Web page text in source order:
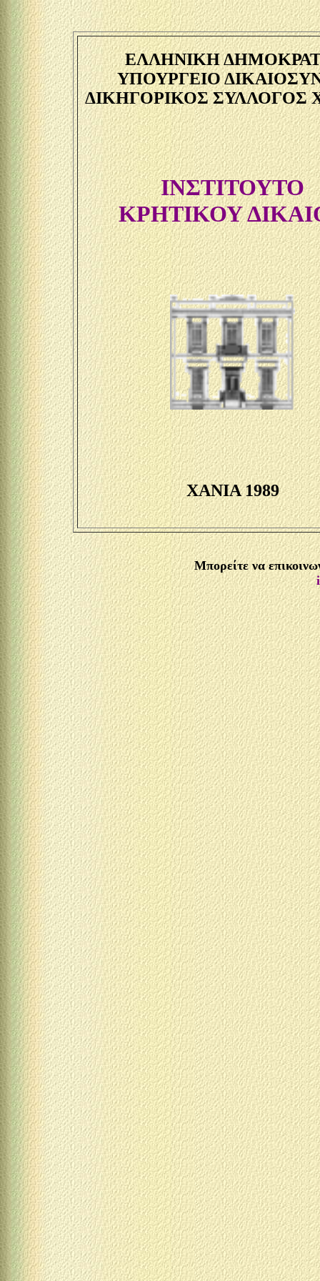
ΕΛΛΗΝΙΚΗ
ΥΠΟΥΡΓΕΙΟ
ΔΙΚΗΓΟΡΙΚΟΣ ΣΥΛΛΟΓΟΣ
ΙΝΣΤΙΤΟΥΤΟ
ΚΡΗΤΙΚΟΥ
ΧΑΝΙΑ 1989
Μπορείτε να